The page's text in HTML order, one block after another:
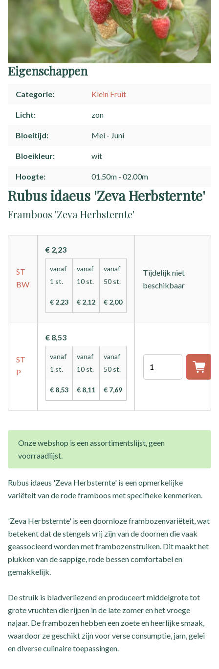
Eigenschappen
Categorie Klein Fruit
Licht zon
Bloeitijd Mei Juni
Bloeikleur wit
Hoogte 01.50m - 02.00m
Rubus idaeus 'Zeva Herbsternte'
Framboos 'Zeva Herbsternte'
ST
BW
€ 2,23
vanaf
1 st.
€ 2,23
vanaf
10 st.
€ 2,12
vanaf
50 st.
€ 2,00
Tijdelijk niet
beschikbaar
ST
P
€ 8,53
vanaf
1 st.
€ 8,53
vanaf
10 st.
€ 8,11
vanaf
50 st.
€ 7,69
Onze webshop is een assortimentslijst, geen
voorraadlijst.
Rubus idaeus 'Zeva Herbsternte' is een opmerkelijke
variëteit van de rode framboos met specifieke kenmerken.
'Zeva Herbsternte' is een doornloze frambozenvariëteit, wat
betekent dat de stengels vrij zijn van de doornen die vaak
geassocieerd worden met frambozenstruiken. Dit maakt het
plukken van de sappige, rode bessen comfortabel en
gemakkelijk.
De struik is bladverliezend en produceert middelgrote tot
grote vruchten die rijpen in de late zomer en het vroege
najaar. De frambozen hebben een zoete en heerlijke smaak,
waardoor ze geschikt zijn voor verse consumptie, jam, gelei
en diverse culinaire toepassingen.